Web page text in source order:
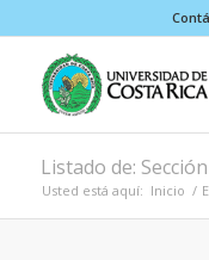
Listado de:
Usted está aquí: Inicio /